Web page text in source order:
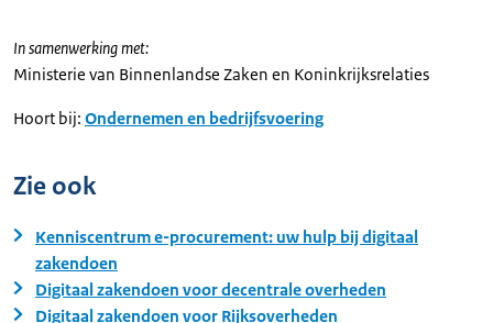
In samenwerking met:
Ministerie van Binnenlandse Zaken en Koninkrijksrelaties
Hoort bij: Ondernemen en bedrijfsvoering
Zie ook
Kenniscentrum e-procurement: uw hulp bij digitaal
zakendoen
Digitaal zakendoen voor decentrale overheden
Digitaal zakendoen voor Rijksoverheden